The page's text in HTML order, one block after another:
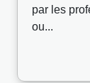
par les
ou...